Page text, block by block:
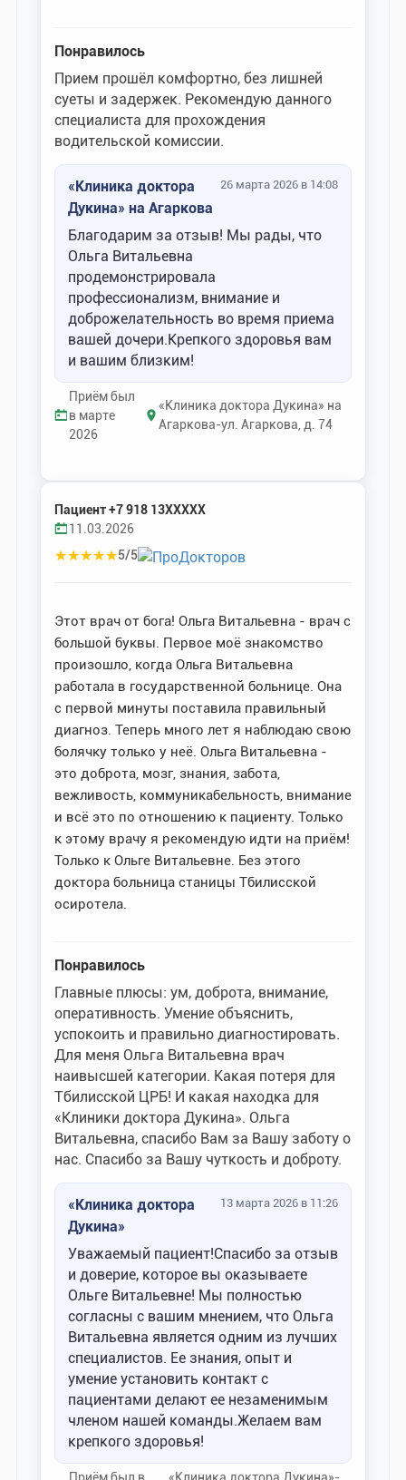
Понравилось
Прием прошёл комфортно, без лишней
суеты и задержек. Рекомендую данного
специалиста для прохождения
водительской комиссии.
«Клиника доктора
Дукина» на Агаркова
26 марта 2026 в 14:08
Благодарим за отзыв! Мы рады, что
Ольга Витальевна
продемонстрировала
профессионализм, внимание и
доброжелательность во время приема
вашей дочери.Крепкого здоровья вам
и вашим близким!
Приём был
в марте
2026
«Клиника доктора Дукина» на
Агаркова-ул. Агаркова, д. 74
Пациент +7 918 13XXXXX
11.03.2026
★★★★★5/5
Этот врач от бога! Ольга Витальевна - врач с
большой буквы. Первое моё знакомство
произошло, когда Ольга Витальевна
работала в государственной больнице. Она
с первой минуты поставила правильный
диагноз. Теперь много лет я наблюдаю свою
болячку только у неё. Ольга Витальевна -
это доброта, мозг, знания, забота,
вежливость, коммуникабельность, внимание
и всё это по отношению к пациенту. Только
к этому врачу я рекомендую идти на приём!
Только к Ольге Витальевне. Без этого
доктора больница станицы Тбилисской
осиротела.
Понравилось
Главные плюсы: ум, доброта, внимание,
оперативность. Умение объяснить,
успокоить и правильно диагностировать.
Для меня Ольга Витальевна врач
наивысшей категории. Какая потеря для
Тбилисской ЦРБ! И какая находка для
«Клиники доктора Дукина». Ольга
Витальевна, спасибо Вам за Вашу заботу о
нас. Спасибо за Вашу чуткость и доброту.
«Клиника доктора
Дукина»
13 марта 2026 в 11:26
Уважаемый пациент!Спасибо за отзыв
и доверие, которое вы оказываете
Ольге Витальевне! Мы полностью
согласны с вашим мнением, что Ольга
Витальевна является одним из лучших
специалистов. Ее знания, опыт и
умение установить контакт с
пациентами делают ее незаменимым
членом нашей команды.Желаем вам
крепкого здоровья!
Приём был в «Клиника доктора Дукина»-